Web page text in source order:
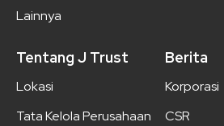
Lainnya
Tentang J Trust
Lokasi
Tata Kelola Perusahaan
Berita
Korporasi
CSR